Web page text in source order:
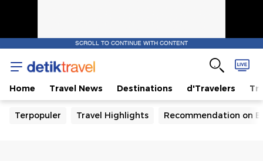
SCROLL TO CONTINUE WITH CONTENT
Home Travel News Destinations d'Travelers
Terpopuler Travel Highlights Recommendation on